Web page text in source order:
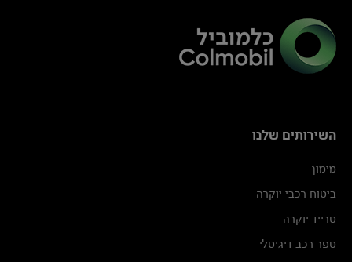
השירותים שלנו
מימון
ביטוח רכבי יוקרה
טרייד יוקרה
ספר רכב דיגיטלי